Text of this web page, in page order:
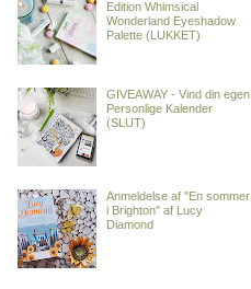
Edition Whimsical
Wonderland Eyeshadow
Palette (LUKKET)
GIVEAWAY - Vind din egen
Personlige Kalender
(SLUT)
Anmeldelse af "En sommer
i Brighton" af Lucy
Diamond